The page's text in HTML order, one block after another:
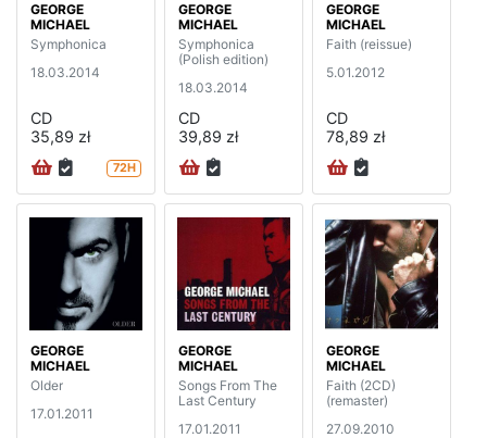
GEORGE
MICHAEL
Symphonica
18.03.2014
CD
35,89 zł
72H
GEORGE
MICHAEL
Symphonica
(Polish edition)
18.03.2014
CD
39,89 zł
GEORGE
MICHAEL
Faith (reissue)
5.01.2012
CD
78,89 zł
GEORGE
MICHAEL
Older
17.01.2011
GEORGE
MICHAEL
Songs From The
Last Century
17.01.2011
GEORGE
MICHAEL
Faith (2CD)
(remaster)
27.09.2010